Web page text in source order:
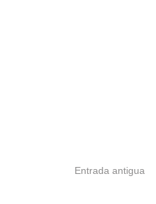
Entrada antigua